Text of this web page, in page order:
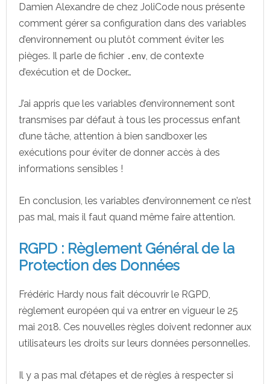
Damien Alexandre de chez JoliCode nous présente
comment gérer sa configuration dans des variables
d’environnement ou plutôt comment éviter les
pièges. Il parle de fichier .env , de contexte
d’exécution et de Docker…
J’ai appris que les variables d’environnement sont
transmises par défaut à tous les processus enfant
d’une tâche, attention à bien sandboxer les
exécutions pour éviter de donner accès à des
informations sensibles !
En conclusion, les variables d’environnement ce n’est
pas mal, mais il faut quand même faire attention.
RGPD : Règlement Général de la
Protection des Données
Frédéric Hardy nous fait découvrir le RGPD,
règlement européen qui va entrer en vigueur le 25
mai 2018. Ces nouvelles règles doivent redonner aux
utilisateurs les droits sur leurs données personnelles.
Il y a pas mal d’étapes et de règles à respecter si